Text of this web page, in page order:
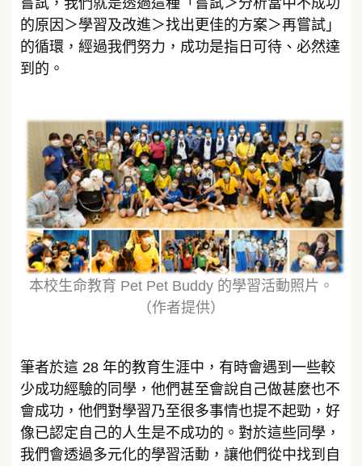
的原因＞學習及改進＞找出更佳的方案＞再嘗試」
的循環，經過我們努力，成功是指日可待、必然達
到的。
本校生命教育 Pet Pet Buddy 的學習活動照片。
（作者提供）
筆者於這 28 年的教育生涯中，有時會遇到一些較
少成功經驗的同學，他們甚至會說自己做甚麼也不
會成功，他們對學習乃至很多事情也提不起勁，好
像已認定自己的人生是不成功的。對於這些同學，
我們會透過多元化的學習活動，讓他們從中找到自